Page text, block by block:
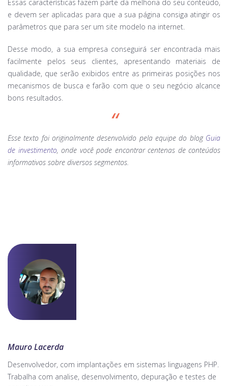
Essas características fazem parte da melhoria do seu conteúdo,
e devem ser aplicadas para que a sua página consiga atingir os
parâmetros que para ser um site modelo na internet.
Desse modo, a sua empresa conseguirá ser encontrada mais
facilmente pelos seus clientes, apresentando materiais de
qualidade, que serão exibidos entre as primeiras posições nos
mecanismos de busca e farão com que o seu negócio alcance
bons resultados.
Esse texto foi originalmente desenvolvido pela equipe do blog Guia
de investimento, onde você pode encontrar centenas de conteúdos
informativos sobre diversos segmentos.
Mauro Lacerda
Desenvolvedor, com implantações em sistemas linguagens PHP.
Trabalha com analise, desenvolvimento, depuração e testes de